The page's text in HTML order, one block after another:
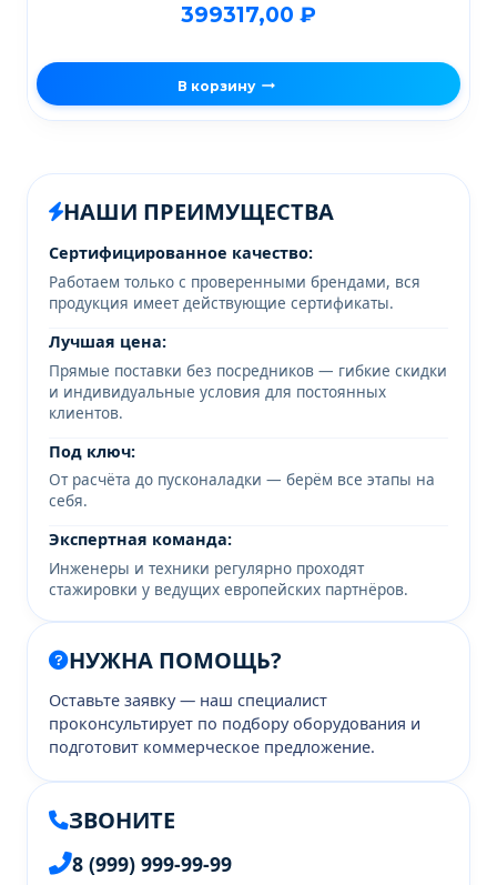
399317,00 ₽
В корзину
НАШИ ПРЕИМУЩЕСТВА
Сертифицированное качество:
Работаем только с проверенными брендами, вся
продукция имеет действующие сертификаты.
Лучшая цена:
Прямые поставки без посредников — гибкие скидки
и индивидуальные условия для постоянных
клиентов.
Под ключ:
От расчёта до пусконаладки — берём все этапы на
себя.
Экспертная команда:
Инженеры и техники регулярно проходят
стажировки у ведущих европейских партнёров.
НУЖНА ПОМОЩЬ?
Оставьте заявку — наш специалист
проконсультирует по подбору оборудования и
подготовит коммерческое предложение.
ЗВОНИТЕ
8 (999) 999-99-99